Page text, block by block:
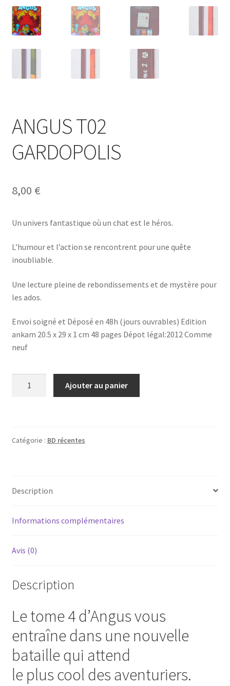
ANGUS T02
GARDOPOLIS
8,00 €
Un univers fantastique où un chat est le héros.
L’humour et l’action se rencontrent pour une quête
inoubliable.
Une lecture pleine de rebondissements et de mystère pour
les ados.
Envoi soigné et Déposé en 48h (jours ouvrables) Edition
ankam 20.5 x 29 x 1 cm 48 pages Dépot légal:2012 Comme
neuf
Ajouter au panier
Catégorie : BD récentes
Description
Informations complémentaires
Avis (0)
Description
Le tome 4 d’Angus vous
entraîne dans une nouvelle
bataille qui attend
le plus cool des aventuriers.